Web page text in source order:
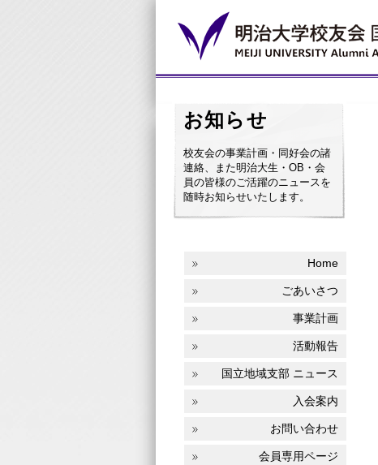
お知らせ
校友会の事業計画・同好会の諸
連絡、また明治大生・OB・会
員の皆様のご活躍のニュースを
随時お知らせいたします。
Home
ごあいさつ
事業計画
活動報告
国立地域支部 ニュース
入会案内
お問い合わせ
会員専用ページ